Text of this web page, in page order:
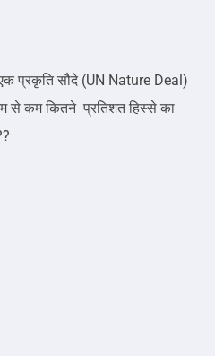
प्रकृति सौदे (UN Nature Deal)
से कम कितने प्रतिशत हिस्से का